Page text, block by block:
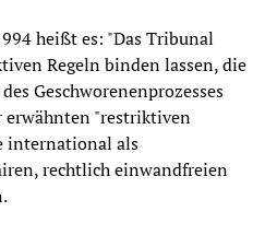
heißt es: "Das Tribunal
Regeln binden lassen, die
Geschworenenprozesses
erwähnten "restriktiven
international als
rechtlich einwandfreien